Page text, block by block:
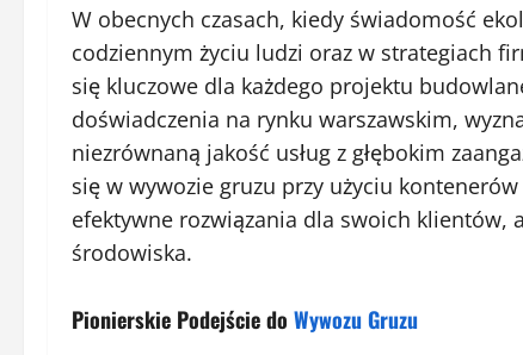
W obecnych czasach, kiedy świadomość
codziennym życiu ludzi oraz w strategiach
się kluczowe dla każdego projektu
doświadczenia na rynku warszawskim,
niezrównaną jakość usług z głębokim
się w wywozie gruzu przy użyciu
efektywne rozwiązania dla swoich klientów,
środowiska.
Pionierskie Podejście do Wywozu Gruzu